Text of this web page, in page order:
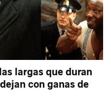
largas que duran
con ganas de